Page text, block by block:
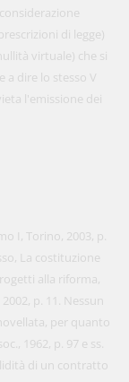
di legge)
virtuale) che si
a dire lo stesso V
l'emissione dei
I, Torino, 2003, p.
La costituzione
alla riforma,
p. 11. Nessun
per quanto
1962, p. 97 e ss.
di un contratto